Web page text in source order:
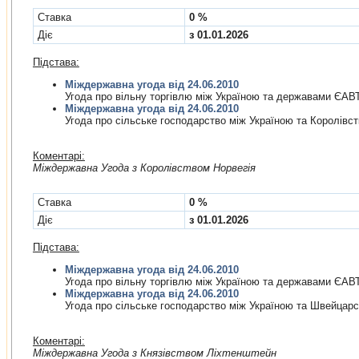
Cтавка
0 %
Діє
з 01.01.2026
Підстава:
Міждержавна угода від 24.06.2010
Угода про вiльну торгiвлю мiж Україною та державами
Міждержавна угода від 24.06.2010
Угода про сiльське господарство мiж Україною та
Коментарі:
Мiждержавна Угода з Королiвством Норвегія
Cтавка
0 %
Діє
з 01.01.2026
Підстава:
Міждержавна угода від 24.06.2010
Угода про вiльну торгiвлю мiж Україною та державами
Міждержавна угода від 24.06.2010
Угода про сiльське господарство мiж Україною та
Коментарі:
Мiждержавна Угода з Князiвством Лiхтенштейн